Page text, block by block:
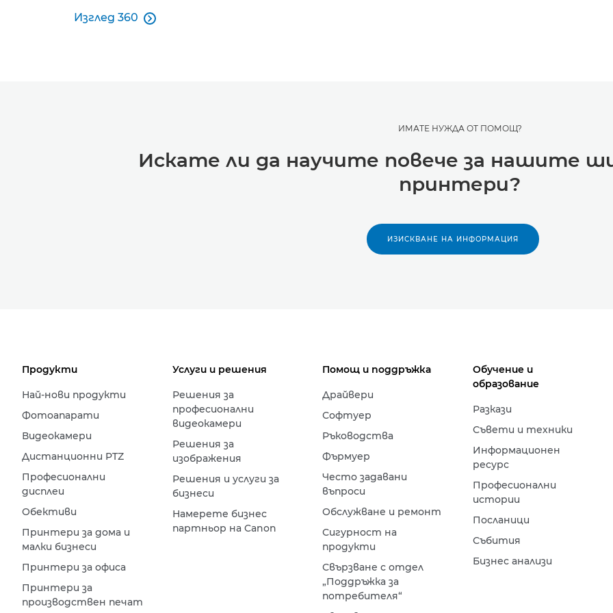
Изглед 360
Изглед 360

ИМАТЕ НУЖДА ОТ ПОМОЩ?
Искате ли да научите повече за нашите
принтери?
ИЗИСКВАНЕ НА ИНФОРМАЦИЯ
Продукти
Най-нови продукти
Фотоапарати
Видеокамери
Дистанционни PTZ
Професионални
дисплеи
Обективи
Принтери за дома и
малки бизнеси
Принтери за офиса
Принтери за
производствен печат
Услуги и решения
Решения за
професионални
видеокамери
Решения за
изображения
Решения и услуги за
бизнеси
Намерете бизнес
партньор на Canon
Помощ и поддръжка
Драйвери
Софтуер
Ръководства
Фърмуер
Често задавани
въпроси
Обслужване и ремонт
Сигурност на
продукти
Свързване с отдел
„Поддръжка за
потребителя“
Обучение и
образование
Разкази
Съвети и техники
Информационен
ресурс
Професионални
истории
Посланици
Събития
Бизнес анализи